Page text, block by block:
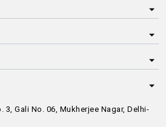
3, Gali No. 06, Mukherjee Nagar, Delhi-